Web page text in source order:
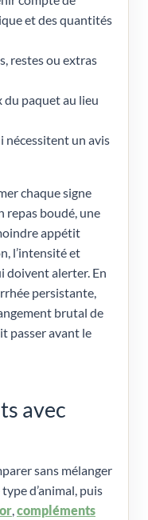
et des quantités
restes ou extras
paquet au lieu
nécessitent un avis
chaque signe
repas boudé, une
appétit
l’intensité et
doivent alerter. En
persistante,
brutal de
passer avant le
avec
sans mélanger
d’animal, puis
,compléments